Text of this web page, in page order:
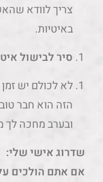
צריך לוודא
באיטיות.
סיר לבישול
לא לכולם יש
הזה הוא חבר
ובערב מחכה לך
שדרוג אישי שלי:
אם אתם הולכים